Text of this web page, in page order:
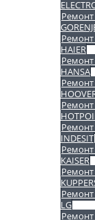
HAIER
HANSA
INDESIT
KAISER
LG